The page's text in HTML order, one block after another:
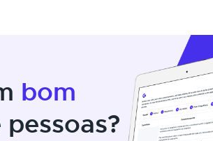
bom
pessoas?